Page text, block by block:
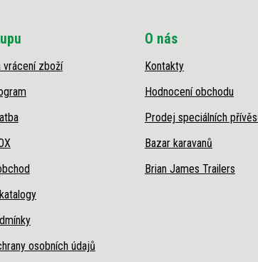
vrácení zboží
osobních údajů
O nás
Kontakty
Hodnocení obchodu
Prodej speciálních
Bazar karavanů
Brian James Trailers